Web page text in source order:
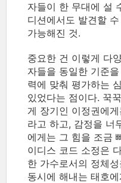
자들이 한 무대에 설
디션에서도 발견할
가능해진 것.
중요한 건 이렇게 다
자들을 동일한 기준
력에 맞춰 평가하는
있었다는 점이다. 꾹
게 장기인 이정권에
라고 하고, 감정을 너
에게는 그 힘을 조금
이디스 코드 소정은
한 가수로서의 정체
동시에 해내는 태호